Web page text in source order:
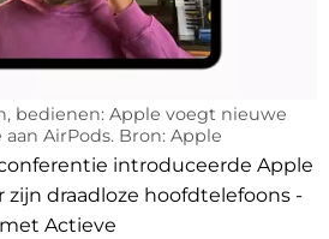
bedienen: Apple voegt nieuwe
AirPods. Bron: Apple
introduceerde Apple
draadloze hoofdtelefoons -
Actieve